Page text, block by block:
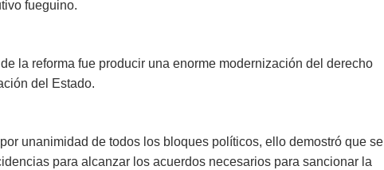
fueguino.
la reforma fue producir una enorme modernización del derecho
del Estado.
unanimidad de todos los bloques políticos, ello demostró que se
para alcanzar los acuerdos necesarios para sancionar la